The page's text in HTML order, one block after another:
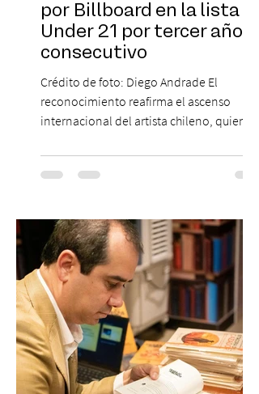
por Billboard en la lista 21
Under 21 por tercer año
consecutivo
Crédito de foto: Diego Andrade El
reconocimiento reafirma el ascenso
internacional del artista chileno, quien
en la escena global. MIAMI, FL (3 de agosto
de 2026) — FloyyMenor ha sido
Under 21 por tercer año consecutivo,
formando parte una vez más de la
selección anual de la publicación que
destaca a los artistas menores de 21 años
más influyentes de la industria musical.
Este reconocimiento reaf